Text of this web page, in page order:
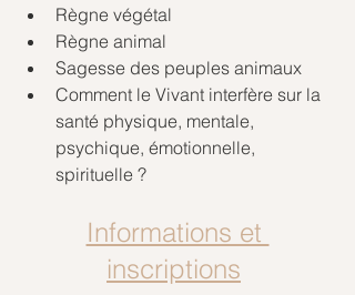
Règne végétal
Règne animal
Sagesse des peuples animaux
Comment le Vivant interfère sur la
santé physique, mentale,
psychique, émotionnelle,
spirituelle ?
Informations et
inscriptions